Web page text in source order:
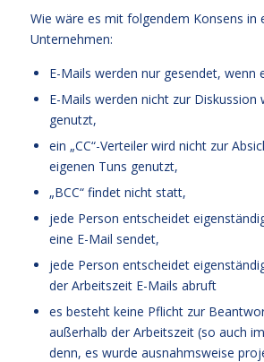
Wie wäre es mit folgendem Konsens in
Unternehmen:
E-Mails werden nur gesendet, wenn
E-Mails werden nicht zur Diskussion
genutzt,
ein „CC“-Verteiler wird nicht zur
eigenen Tuns genutzt,
„BCC“ findet nicht statt,
jede Person entscheidet
eine E-Mail sendet,
jede Person entscheidet
der Arbeitszeit E-Mails abruft
es besteht keine Pflicht zur
außerhalb der Arbeitszeit (so auch
denn, es wurde ausnahmsweise